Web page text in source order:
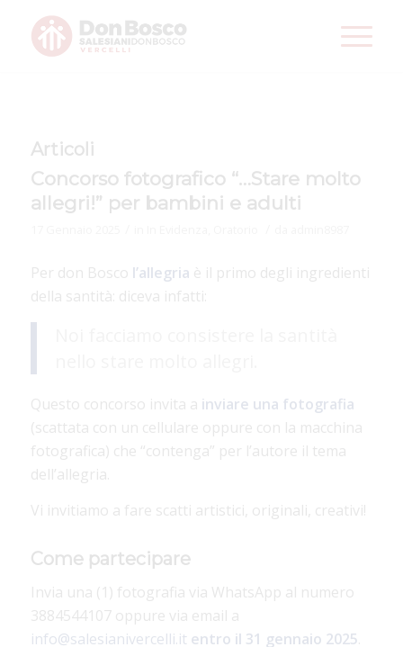
Articoli
Concorso fotografico “…Stare molto
allegri!” per bambini e adulti
Per don Bosco l’allegria è il primo degli ingredienti
della santità: diceva infatti:
Questo concorso invita a inviare una fotografia
(scattata con un cellulare oppure con la macchina
fotografica) che “contenga” per l’autore il tema
dell’allegria.
Vi invitiamo a fare scatti artistici, originali, creativi!
Come partecipare
Invia una (1) fotografia via WhatsApp al numero
3884544107 oppure via email a
info@salesianivercelli.it entro il 31 gennaio 2025